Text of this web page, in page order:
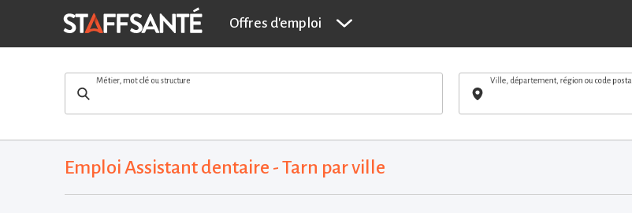
Offres d'emploi
Métier, mot clé ou structure Ville, département, région ou code postal
Emploi Assistant dentaire - Tarn par ville